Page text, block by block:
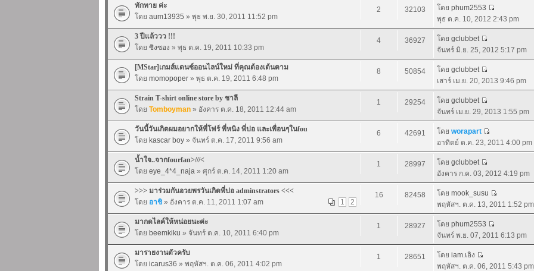
ทักทาย ค่ะ
โดย aum13935 » พุธ พ.ย. 30, 2011 11:52 pm
2 32103 โดย phum2553
พุธ ต.ค. 10, 2012 2:43 pm
3 ปีแล้ววว !!!
โดย ซิงซอง » พุธ ต.ค. 19, 2011 10:33 pm
4 36927 โดย gclubbet
จันทร์ มิ.ย. 25, 2012 5:17 pm
[MStar]เกมส์แดนซ์ออนไลน์ใหม่ ที่คุณต้องเต้นตาม
โดย momopoper » พุธ ต.ค. 19, 2011 6:48 pm
8 50854 โดย gclubbet
เสาร์ เม.ย. 20, 2013 9:46 pm
Strain T-shirt online store by ชาลี
โดย Tomboyman » อังคาร ต.ค. 18, 2011 12:44 am
1 29254 โดย gclubbet
จันทร์ เม.ย. 29, 2013 1:55 pm
วันนี้วันเกิดผมอยากให้พี่โฟร์ พี่หนิง พี่ปอ และเพื่อนๆในfou
โดย kascar boy » จันทร์ ต.ค. 17, 2011 9:56 am
6 42691 โดย worapart
อาทิตย์ ต.ค. 23, 2011 4:00 pm
น้ำใจ..จากfourfan>///<
โดย eye_4*4_naja » ศุกร์ ต.ค. 14, 2011 1:20 am
1 28997 โดย gclubbet
อังคาร ก.ค. 03, 2012 4:19 pm
>>> มาร่วมกันอวยพรวันเกิดพี่ปอ adminstrators <<<
1
2
โดย อาชิ » อังคาร ต.ค. 11, 2011 1:07 am
16 82458 โดย mook_susu
พฤหัสฯ. ต.ค. 13, 2011 1:52 pm
มากดไลค์ให้หน่อยนะค่ะ
โดย beemkiku » จันทร์ ต.ค. 10, 2011 6:40 pm
1 28927 โดย phum2553
จันทร์ พ.ย. 07, 2011 6:13 pm
มารายงานตัวครับ
โดย icarus36 » พฤหัสฯ. ต.ค. 06, 2011 4:02 pm
1 28651 โดย iam.เอิง
พฤหัสฯ. ต.ค. 06, 2011 5:43 pm